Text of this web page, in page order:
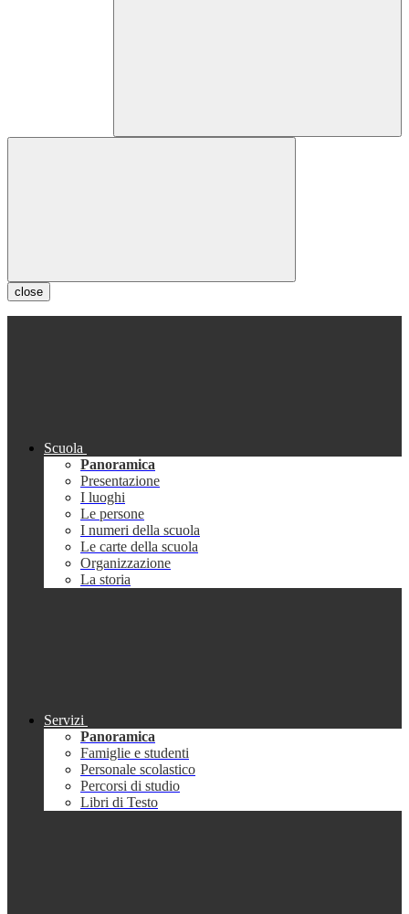
close
Scuola
Panoramica
Presentazione
I luoghi
Le persone
I numeri della scuola
Le carte della scuola
Organizzazione
La storia
Servizi
Panoramica
Famiglie e studenti
Personale scolastico
Percorsi di studio
Libri di Testo